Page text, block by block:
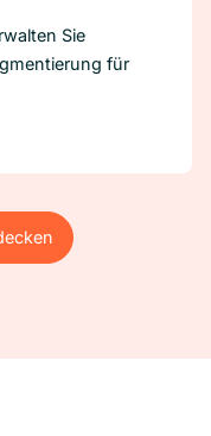
Sie
für